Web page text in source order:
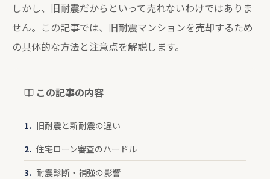
しかし、旧耐震だからといって売れないわけではありま
せん。この記事では、旧耐震マンションを売却するため
の具体的な方法と注意点を解説します。
この記事の内容
旧耐震と新耐震の違い
住宅ローン審査のハードル
耐震診断・補強の影響